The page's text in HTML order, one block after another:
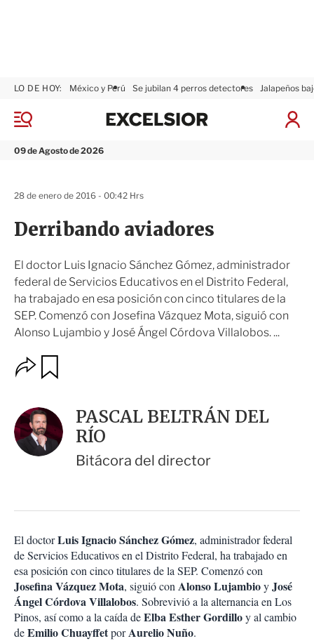
M
n
09 de Agosto de 2026
LO DE HOY: México y Perú Se jubilan 4 perros detectores Jalapeños
I
x
Derribando aviadores
El doctor Luis Ignacio Sánchez Gómez, administrador
federal de Servicios Educativos en el Distrito Federal,
ha trabajado en esa posición con cinco titulares de la
SEP. Comenzó con Josefina Vázquez Mota, siguió con
Alonso Lujambio y José Ángel Córdova Villalobos. ...
28 de enero de 2016 - 00:42 Hrs
O
p
o
n
e
s
o
p
a
r
t
i
r
a
r
PASCAL BELTRÁN DEL
RÍO
Bitácora del director
El doctorLuis Ignacio Sánchez Gómez, administrador federal
de Servicios Educativos en el Distrito Federal, ha trabajado en
esa posición con cinco titulares de la SEP. Comenzó con
Josefina Vázquez Mota, siguió con Alonso LujambioyJosé
Ángel Córdova Villalobos. Sobrevivió a la alternancia en Los
Pinos, así como a la caída deElba Esther Gordilloy al cambio
deEmilio ChuayffetporAurelio Nuño.